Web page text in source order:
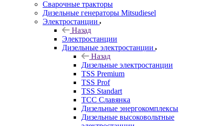
Сварочные тракторы
Дизельные генераторы Mitsudiesel
Электростанции
Назад
Электростанции
Дизельные электростанции
Назад
Дизельные электростанции
TSS Premium
TSS Prof
TSS Standart
ТСС Славянка
Дизельные энергокомплексы
Дизельные высоковольтные